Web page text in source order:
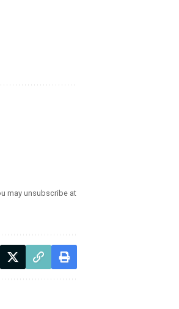
may unsubscribe at